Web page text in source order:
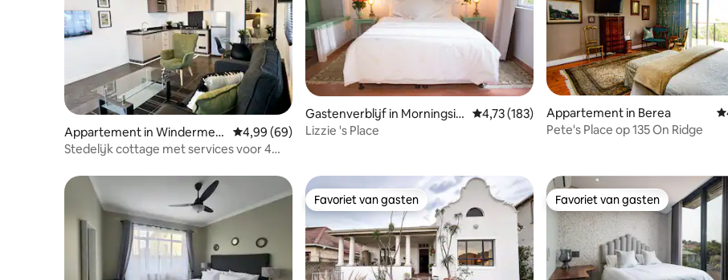
Appartement in Windermer
e
Gemiddelde beoordeling van 4,99 op 5, 69 recensies
4,99 (69)
Stedelijk cottage met services voor 4
Gastenverblijf in Morningsid
e
Gemiddelde beoordeling van 4,73 op 5, 183
4,73 (183)
Lizzie 's Place
Appartement in Berea
Pete's Place op 135 On Ridge
Favoriet van gasten
Favoriet van gasten Favoriet van gasten
Favoriet van gasten